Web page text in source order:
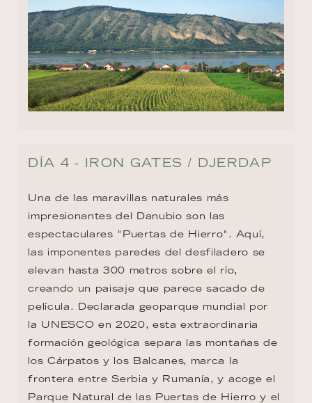
DÍA 4 - IRON GATES / DJERDAP
Una de las maravillas naturales más
impresionantes del Danubio son las
espectaculares "Puertas de Hierro". Aquí,
las imponentes paredes del desfiladero se
elevan hasta 300 metros sobre el río,
creando un paisaje que parece sacado de
película. Declarada geoparque mundial por
la UNESCO en 2020, esta extraordinaria
formación geológica separa las montañas de
los Cárpatos y los Balcanes, marca la
frontera entre Serbia y Rumanía, y acoge el
Parque Natural de las Puertas de Hierro y el